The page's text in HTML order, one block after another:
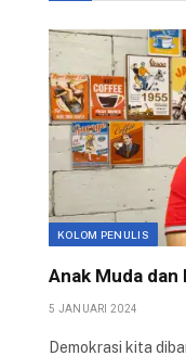
KOLOM PENULIS
Anak Muda
5 JANUARI 2024
Demokrasi kita